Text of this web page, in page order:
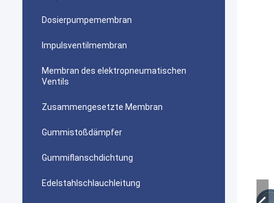
Dosierpumpemembran
Impulsventilmembran
Membran des elektropneumatischen
Ventils
Zusammengesetzte Membran
Gummistoßdämpfer
Gummiflanschdichtung
Edelstahlschlauchleitung